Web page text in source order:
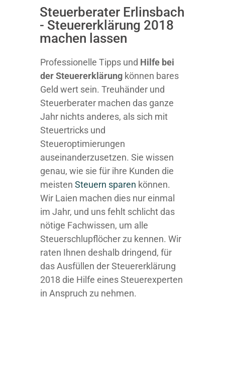
Steuerberater Erlinsbach
- Steuererklärung 2018
machen lassen
Professionelle Tipps und Hilfe bei
der Steuererklärung können bares
Geld wert sein. Treuhänder und
Steuerberater machen das ganze
Jahr nichts anderes, als sich mit
Steuertricks und
Steueroptimierungen
auseinanderzusetzen. Sie wissen
genau, wie sie für ihre Kunden die
meisten Steuern sparen können.
Wir Laien machen dies nur einmal
im Jahr, und uns fehlt schlicht das
nötige Fachwissen, um alle
Steuerschlupflöcher zu kennen. Wir
raten Ihnen deshalb dringend, für
das Ausfüllen der Steuererklärung
2018 die Hilfe eines Steuerexperten
in Anspruch zu nehmen.